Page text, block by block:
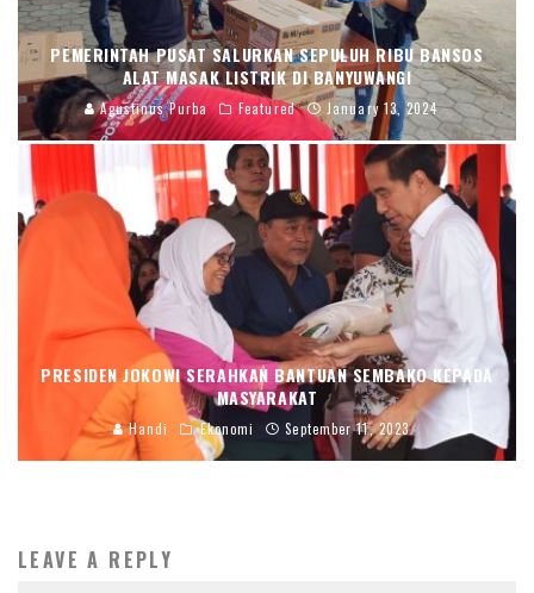
PEMERINTAH PUSAT SALURKAN SEPULUH RIBU BANSOS
ALAT MASAK LISTRIK DI BANYUWANGI
Agustinus Purba Featured January 13, 2024
PRESIDEN JOKOWI SERAHKAN BANTUAN SEMBAKO KEPADA
MASYARAKAT
Handi Ekonomi September 11, 2023
LEAVE A REPLY